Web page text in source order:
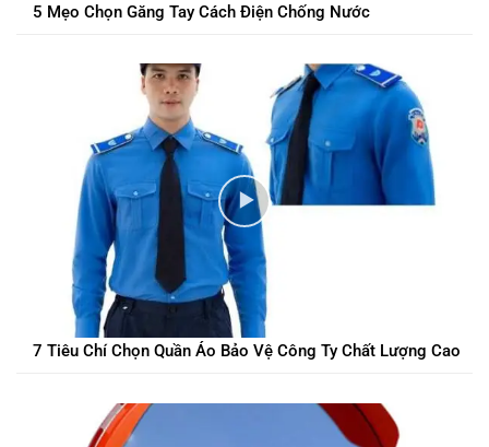
5 Mẹo Chọn Găng Tay Cách Điện Chống Nước
7 Tiêu Chí Chọn Quần Áo Bảo Vệ Công Ty Chất Lượng Cao